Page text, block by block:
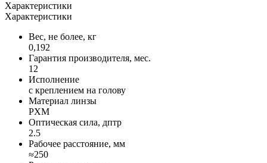
Характеристики
Характеристики
Вес, не более, кг
0,192
Гарантия производителя, мес.
12
Исполнение
с креплением на голову
Материал линзы
PXM
Оптическая сила, дптр
2.5
Рабочее расстояние, мм
≈250